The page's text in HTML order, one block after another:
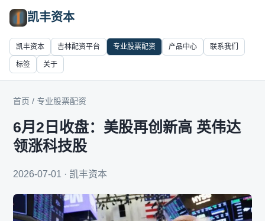
凯丰资本
凯丰资本 吉林配资平台 专业股票配资 产品中心 联系我们
标签 关于
首页 / 专业股票配资
6月2日收盘：美股再创新高 英伟达
领涨科技股
2026-07-01 · 凯丰资本